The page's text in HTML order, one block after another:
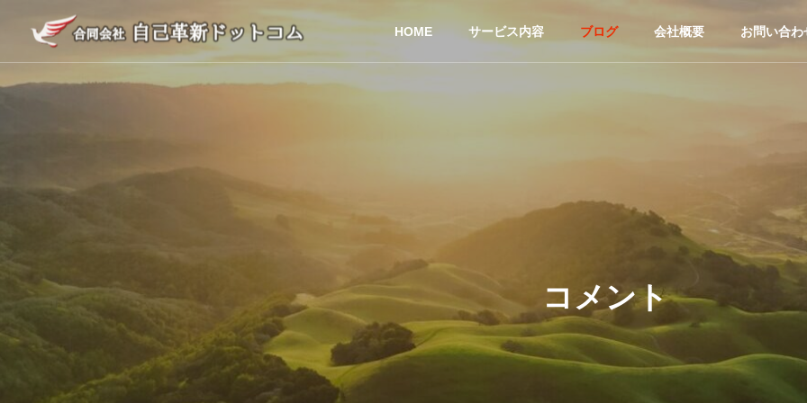
HOME サービス内容 ブログ 会社概要 お問い合わ
コメント